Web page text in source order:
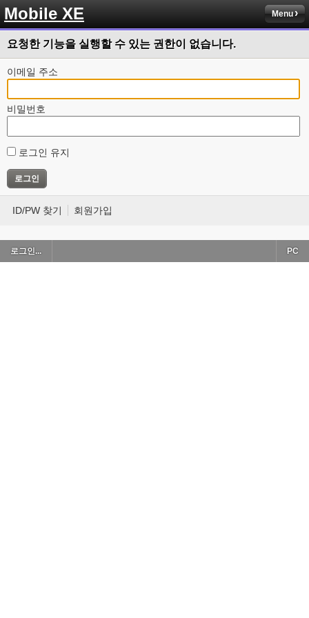
Mobile XE Menu
요청한 기능을 실행할 수 있는 권한이 없습니다.
이메일 주소
비밀번호
로그인 유지
ID/PW 찾기 회원가입
로그인... PC